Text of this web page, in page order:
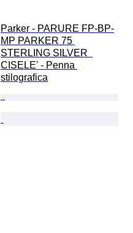
Parker - PARURE FP-BP-
MP PARKER 75
STERLING SILVER
CISELE' - Penna
stilografica